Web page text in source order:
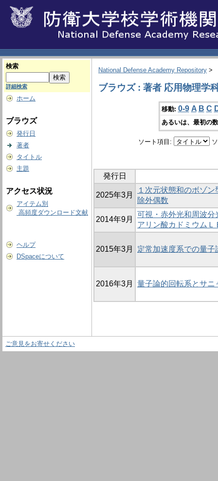
検索
詳細検索
ホーム
ブラウズ
発行日
著者
タイトル
主題
アクセス状況
アイテム別
高頻度ダウンロード文献
ヘルプ
DSpaceについて
National Defense Academy Repository >
ブラウズ : 著者 応用物理学
移動: 0-9 A B C
あるいは、最初の
ソート項目:
発行日
2025年3月
１次元状態和のボゾ
除外偶数
2014年9月
可視・赤外光和周波
アリン酸カドミウムＬ
2015年3月 定常加速度系での量
2016年3月 量子論的回転系とサ
ご意見をお寄せください